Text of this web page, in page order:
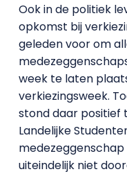
Ook in de politiek
opkomst bij
geleden voor om
week te laten
verkiezingsweek.
stond daar positief
Landelijke
uiteindelijk niet